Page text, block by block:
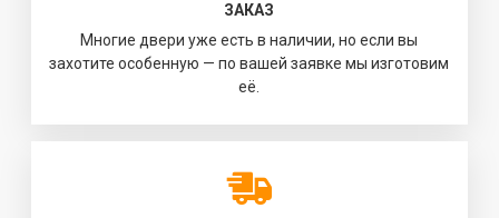
ЗАКАЗ
Многие двери уже есть в наличии, но если вы
захотите особенную — по вашей заявке мы изготовим
её.